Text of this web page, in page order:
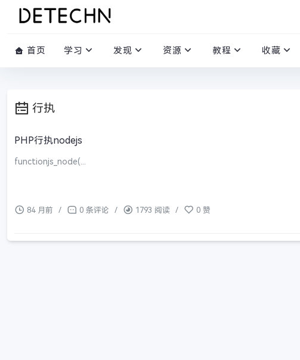
首页 学习 发现 资源 教程 收藏
行执
PHP行执nodejs
functionjs_node(...
84 月前 / 0 条评论 / 1793 阅读 / 0 赞